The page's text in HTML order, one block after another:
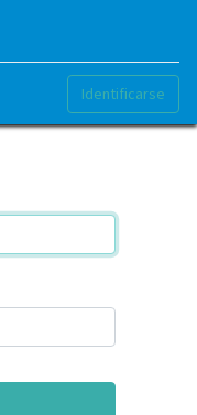
Identificarse